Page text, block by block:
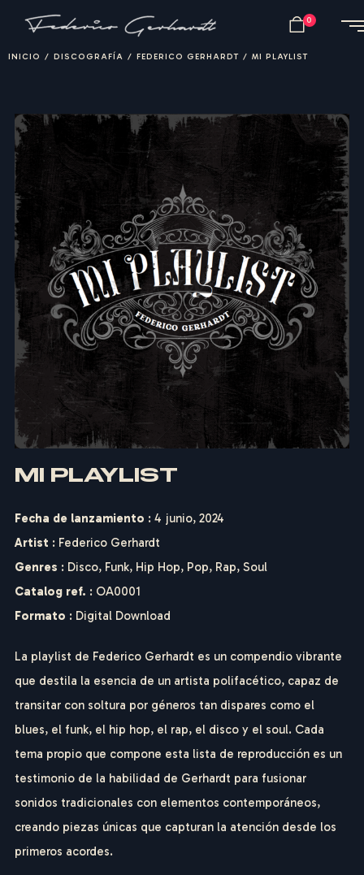
0
INICIO / DISCOGRAFÍA / FEDERICO GERHARDT / MI PLAYLIST
MI PLAYLIST
Fecha de lanzamiento : 4 junio, 2024
Artist : Federico Gerhardt
Genres : Disco, Funk, Hip Hop, Pop, Rap, Soul
Catalog ref. : OA0001
Formato : Digital Download
La playlist de Federico Gerhardt es un compendio vibrante
que destila la esencia de un artista polifacético, capaz de
transitar con soltura por géneros tan dispares como el
blues, el funk, el hip hop, el rap, el disco y el soul. Cada
tema propio que compone esta lista de reproducción es un
testimonio de la habilidad de Gerhardt para fusionar
sonidos tradicionales con elementos contemporáneos,
creando piezas únicas que capturan la atención desde los
primeros acordes.